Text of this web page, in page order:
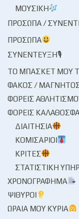
ΜΟΥΣΙΚΉ
ΠΡΌΣΩΠΑ /
ΠΡΌΣΩΠΑ
ΣΥΝΈΝΤΕΥΞΗ🎙
ΤΟ ΜΠΆΣΚΕΤ ΜΟΥ
ΦΑΚΌΣ /
ΦΟΡΕΊΣ
ΦΟΡΕΊΣ
ΔΙΑΙΤΗΣΊΑ
ΚΟΜΙΣΆΡΙΟΙ
ΚΡΙΤΈΣ
ΣΤΑΤΙΣΤΙΚΉ
ΧΡΟΝΟΓΡΆΦΗΜΑ
ΨΊΘΥΡΟΙ
ΩΡΑΊΑ ΜΟΥ ΚΥΡΊΑ